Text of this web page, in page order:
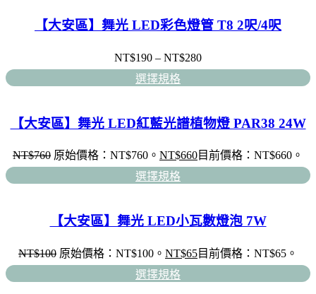
【大安區】舞光 LED彩色燈管 T8 2呎/4呎
NT$190 – NT$280
選擇規格
【大安區】舞光 LED紅藍光譜植物燈 PAR38 24W
NT$760 原始價格：NT$760。 NT$660目前價格：NT$660。
選擇規格
【大安區】舞光 LED小瓦數燈泡 7W
NT$100 原始價格：NT$100。 NT$65目前價格：NT$65。
選擇規格